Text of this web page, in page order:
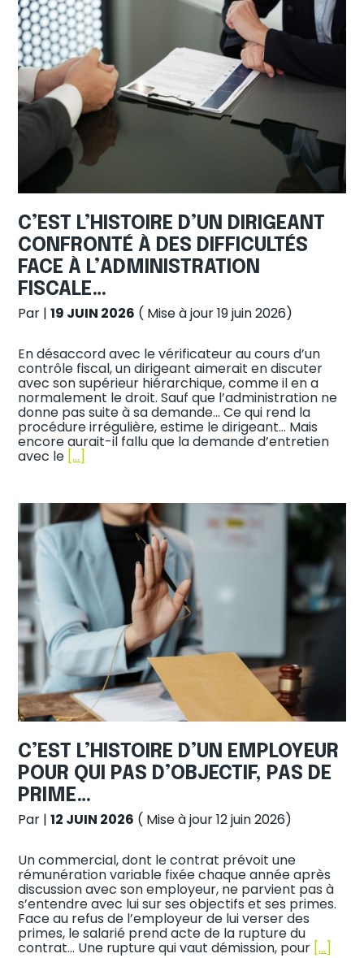
C’EST L’HISTOIRE D’UN DIRIGEANT
CONFRONTÉ À DES DIFFICULTÉS
FACE À L’ADMINISTRATION
FISCALE…
Par |19 JUIN 2026 ( Mise à jour 19 juin 2026)
En désaccord avec le vérificateur au cours d’un
contrôle fiscal, un dirigeant aimerait en discuter
avec son supérieur hiérarchique, comme il en a
normalement le droit. Sauf que l’administration ne
donne pas suite à sa demande… Ce qui rend la
procédure irrégulière, estime le dirigeant… Mais
encore aurait-il fallu que la demande d’entretien
avec le […]
C’EST L’HISTOIRE D’UN EMPLOYEUR
POUR QUI PAS D’OBJECTIF, PAS DE
PRIME…
Par |12 JUIN 2026 ( Mise à jour 12 juin 2026)
Un commercial, dont le contrat prévoit une
rémunération variable fixée chaque année après
discussion avec son employeur, ne parvient pas à
s’entendre avec lui sur ses objectifs et ses primes.
Face au refus de l’employeur de lui verser des
primes, le salarié prend acte de la rupture du
contrat… Une rupture qui vaut démission, pour […]